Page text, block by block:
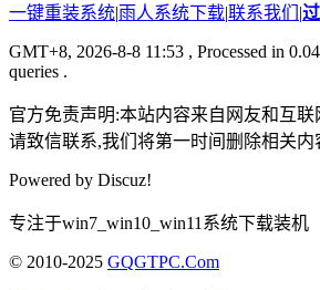
一键重装系统|雨人系统下载|联系我们 |
GMT+8, 2026-8-8 11:53 , Processed in
queries .
官方免责声明:本站内容来自网友和互
请致信联系,我们将第一时间删除相关内
Powered by Discuz!
专注于win7_win10_win11系统下载装机
© 2010-2025 GQGTPC.Com